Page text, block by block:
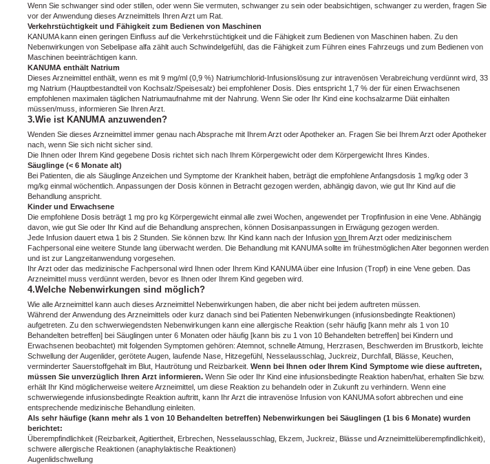
Wenn Sie schwanger sind oder stillen, oder wenn Sie vermuten, schwanger zu sein oder beabsichtigen, schwanger zu werden, fragen Sie
vor der Anwendung dieses Arzneimittels Ihren Arzt um Rat.
Verkehrstüchtigkeit und Fähigkeit zum Bedienen von Maschinen
KANUMA kann einen geringen Einfluss auf die Verkehrstüchtigkeit und die Fähigkeit zum Bedienen von Maschinen haben. Zu den
Nebenwirkungen von Sebelipase alfa zählt auch Schwindelgefühl, das die Fähigkeit zum Führen eines Fahrzeugs und zum Bedienen von
Maschinen beeinträchtigen kann.
KANUMA enthält Natrium
Dieses Arzneimittel enthält, wenn es mit 9 mg/ml (0,9 %) Natriumchlorid-Infusionslösung zur intravenösen Verabreichung verdünnt wird, 33
mg Natrium (Hauptbestandteil von Kochsalz/Speisesalz) bei empfohlener Dosis. Dies entspricht 1,7 % der für einen Erwachsenen
empfohlenen maximalen täglichen Natriumaufnahme mit der Nahrung. Wenn Sie oder Ihr Kind eine kochsalzarme Diät einhalten
müssen/muss, informieren Sie Ihren Arzt.
3.Wie ist KANUMA anzuwenden?
Wenden Sie dieses Arzneimittel immer genau nach Absprache mit Ihrem Arzt oder Apotheker an. Fragen Sie bei Ihrem Arzt oder Apotheker
nach, wenn Sie sich nicht sicher sind.
Die Ihnen oder Ihrem Kind gegebene Dosis richtet sich nach Ihrem Körpergewicht oder dem Körpergewicht Ihres Kindes.
Säuglinge (< 6 Monate alt)
Bei Patienten, die als Säuglinge Anzeichen und Symptome der Krankheit haben, beträgt die empfohlene Anfangsdosis 1 mg/kg oder 3
mg/kg einmal wöchentlich. Anpassungen der Dosis können in Betracht gezogen werden, abhängig davon, wie gut Ihr Kind auf die
Behandlung anspricht.
Kinder und Erwachsene
Die empfohlene Dosis beträgt 1 mg pro kg Körpergewicht einmal alle zwei Wochen, angewendet per Tropfinfusion in eine Vene. Abhängig
davon, wie gut Sie oder Ihr Kind auf die Behandlung ansprechen, können Dosisanpassungen in Erwägung gezogen werden.
Jede Infusion dauert etwa 1 bis 2 Stunden. Sie können bzw. Ihr Kind kann nach der Infusion von Ihrem Arzt oder medizinischem
Fachpersonal eine weitere Stunde lang überwacht werden. Die Behandlung mit KANUMA sollte im frühestmöglichen Alter begonnen werden
und ist zur Langzeitanwendung vorgesehen.
Ihr Arzt oder das medizinische Fachpersonal wird Ihnen oder Ihrem Kind KANUMA über eine Infusion (Tropf) in eine Vene geben. Das
Arzneimittel muss verdünnt werden, bevor es Ihnen oder Ihrem Kind gegeben wird.
4.Welche Nebenwirkungen sind möglich?
Wie alle Arzneimittel kann auch dieses Arzneimittel Nebenwirkungen haben, die aber nicht bei jedem auftreten müssen.
Während der Anwendung des Arzneimittels oder kurz danach sind bei Patienten Nebenwirkungen (infusionsbedingte Reaktionen)
aufgetreten. Zu den schwerwiegendsten Nebenwirkungen kann eine allergische Reaktion (sehr häufig [kann mehr als 1 von 10
Behandelten betreffen] bei Säuglingen unter 6 Monaten oder häufig [kann bis zu 1 von 10 Behandelten betreffen] bei Kindern und
Erwachsenen beobachtet) mit folgenden Symptomen gehören: Atemnot, schnelle Atmung, Herzrasen, Beschwerden im Brustkorb, leichte
Schwellung der Augenlider, gerötete Augen, laufende Nase, Hitzegefühl, Nesselausschlag, Juckreiz, Durchfall, Blässe, Keuchen,
verminderter Sauerstoffgehalt im Blut, Hautrötung und Reizbarkeit. Wenn bei Ihnen oder Ihrem Kind Symptome wie diese auftreten,
müssen Sie unverzüglich Ihren Arzt informieren. Wenn Sie oder Ihr Kind eine infusionsbedingte Reaktion haben/hat, erhalten Sie bzw.
erhält Ihr Kind möglicherweise weitere Arzneimittel, um diese Reaktion zu behandeln oder in Zukunft zu verhindern. Wenn eine
schwerwiegende infusionsbedingte Reaktion auftritt, kann Ihr Arzt die intravenöse Infusion von KANUMA sofort abbrechen und eine
entsprechende medizinische Behandlung einleiten.
Als sehr häufige (kann mehr als 1 von 10 Behandelten betreffen) Nebenwirkungen bei Säuglingen (1 bis 6 Monate) wurden
berichtet:
Überempfindlichkeit (Reizbarkeit, Agitiertheit, Erbrechen, Nesselausschlag, Ekzem, Juckreiz, Blässe und Arzneimittelüberempfindlichkeit),
schwere allergische Reaktionen (anaphylaktische Reaktionen)
Augenlidschwellung